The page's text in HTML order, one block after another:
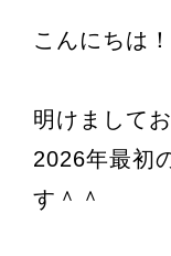
こんにちは
明けまして
2026年最初
す＾＾